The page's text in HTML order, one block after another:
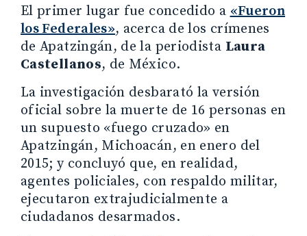
El primer lugar fue concedido a«Fueron
los Federales», acerca de los crímenes
de Apatzingán, de la periodista Laura
Castellanos, de México.
La investigación desbarató la versión
oficial sobre la muerte de 16 personas en
un supuesto «fuego cruzado» en
Apatzingán, Michoacán, en enero del
2015; y concluyó que, en realidad,
agentes policiales, con respaldo militar,
ejecutaron extrajudicialmente a
ciudadanos desarmados.